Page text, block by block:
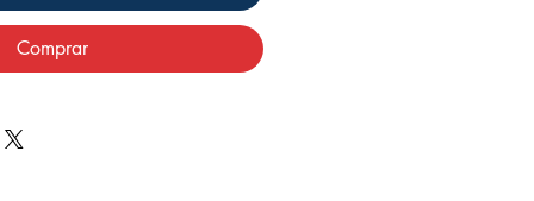
Comprar